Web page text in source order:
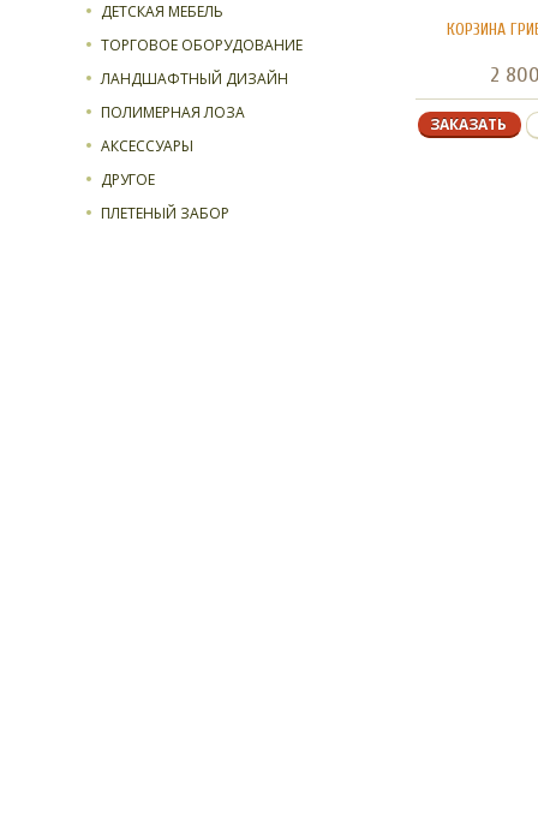
ДЕТСКАЯ МЕБЕЛЬ
ТОРГОВОЕ ОБОРУДОВАНИЕ
ЛАНДШАФТНЫЙ ДИЗАЙН
ПОЛИМЕРНАЯ ЛОЗА
АКСЕССУАРЫ
ДРУГОЕ
ПЛЕТЕНЫЙ ЗАБОР
КОРЗИНА
2
ЗАКАЗАТЬ